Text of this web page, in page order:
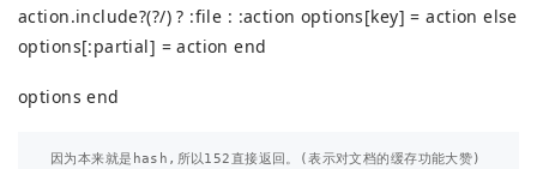
action.include?(?/) ? :file : :action options[key] = action else
options[:partial] = action end
options end
因为本来就是hash,所以152直接返回。(表示对文档的缓存功能大赞)